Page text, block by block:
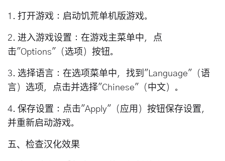
1. 打开游戏：启动饥荒单机版游戏。
2. 进入游戏设置：在游戏主菜单中，点
击"Options"（选项）按钮。
3. 选择语言：在选项菜单中，找到"Language"（语
言）选项，点击并选择"Chinese"（中文）。
4. 保存设置：点击"Apply"（应用）按钮保存设置，
并重新启动游戏。
五、检查汉化效果